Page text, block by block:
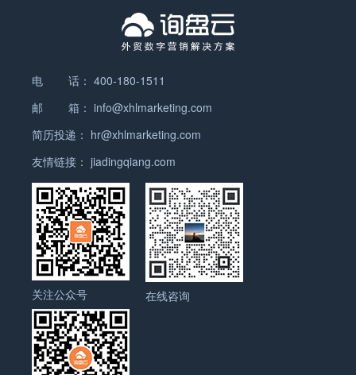
际知名化妆品品牌都将美国作为其主要出口市场之
一。 2. 欧洲：欧洲是一个庞大的化妆品市场，包括
名的香水和化妆品品牌而闻名，成为欧洲化妆品出口
的重要国家。 3. 中国：中国是世界上最大的化妆品
化妆品品牌都将中国作为其战略市场，并将大量产品
出口到中国。 4.…
看，北美地区是全球美容仪器市场的最大消费市场。
这主要得益于该地区高收入人群对美容和护肤的投资
意愿较高。此外，亚太地区也是一个重要的市场，预
地区庞大的人口基数和不断增长的中产阶级人群。 总
体而言，美容仪器海外市场规模呈现出稳步增长的趋
势。随着人们对美容和护肤的需求不断增加，美容仪
器市场将继续受益于这一趋势，并有望在未来几年内
实现更大的增长。 美容仪器主要出口国家和地区：
1. 美国：美国是全球最大的美容仪器市场之一，具有
庞大的消费群体和高度发达的美容行业。许多美容仪
器制造商将美国作为重要的出口市场。 2. 日本：日
本是另一个重要的美容仪器出口目的地。日本的美容
市场非常发达，消费者对高品质、高技术的美容仪器
有着很高的需求。 3. 韩国：韩国也是美容仪器的重
要出口国家之一。韩国的美容行业以其创新的产品和
先进的技术而闻名，因此许多美容仪器制造商将韩国
作为目标市场。 4. 欧洲国家：包括英国、法国、德
国等欧洲国家也是美容仪器的重要出口市场。这些国
得益于以下几个方面的因素： 首先，全球经济的发展
带动了照明设备市场的增长。随着人们生活水平的提
高，对照明设备的需求也在不断增加。尤其是在一些
新兴经济体和发展中国家，城市化进程加快，人们对
市场需求。 其次，能源效率和环保意识的提高促使人
们对照明设备的更新换代。照明电器配件的技术不断
传统的白炽灯和荧光灯，成为市场的主流产品。这种
趋势也带动了照明电器配件的市场需求。 此外，全球
照明产业的转型升级也为照明电器配件的海外市场提
供了机遇。一些发达国家和地区对于照明设备的研发
和制造投入不断增加，推动了照明电器配件市场的发
展。同时，一些新兴市场也在加大对照明产业的支持
力度，吸引了更多的国际照明电器配件企业进入市
场。 综上所述，照明电器配件的海外市场规模在全球
经济发展、能源效率提高和照明产业转型升级的推动
下呈现良好的增长态势。随着人们对照明设备需求的
不断增加和技术的不断创新，照明电器配件的市场前
出口方面，温度压力校验仪器也有一定的市场。许多
国家和地区的工业化程度不断提高，对于高精度、高
最大的制造业国家之一，拥有许多在该领域具有竞争
中国的出口政策也在不断优化，为企业提供了更多的
出口机会。 然而，出口温度压力校验仪器也面临一些
挑战。首先，市场竞争激烈，许多国家和地区也有自
不稳定，如贸易摩擦、汇率波动等因素都可能对出口
业务产生影响。最后，一些国家和地区对于进口产品
的质量和认证要求较高，需要企业投入更多的时间和
资源来满足这些要求。 总之，温度压力校验仪器的外
贸形势相对较好，出口也有一定的机会。但企业在进
行出口业务时需要注意市场竞争、贸易环境和质量认
证等因素，以确保顺利开展业务。 温度压力校验仪器
海外市场规模如何？ 温度压力校验仪器是一种用于测
量和校准温度和压力的设备，广泛应用于工业生产和
实验室等领域。随着全球经济的发展和技术的进步，
宫等，这些玩具可以锻炼儿童的观察力、空间想象力
和逻辑思维能力。 2. 建构类玩具：建构类玩具是允
具。例如乐高积木、飞机模型等，这些玩具可以培养
儿童的动手能力、空间想象力和创造力。 3. 角色扮
的玩具。例如娃娃、厨房玩具等，这些玩具可以激发
儿童的想象力、情感表达能力和社交能力。 4. 运动
类玩具：运动类玩具是通过运动和体验来促进儿童身
体发展和锻炼的玩具。例如踏板车、球类玩具等，这
些玩具可以提高儿童的协调性、平衡能力和体力水
平。 5. 音乐类玩具：音乐类玩具是帮助儿童发展音
乐感知和音乐能力的玩具。例如电子琴、鼓等，这些
玩具可以培养儿童的音乐欣赏能力、节奏感和音乐创
造力。 6. 益智类玩具：益智类玩具是通过游戏和学
习来促进儿童认知和学习能力的玩具。例如拼字游
戏、算术游戏等，这些玩具可以提升儿童的数学、语
言和逻辑思维能力。 7. 电子玩具：电子玩具是采用
电子技术制作的玩具，通过声音、光线、影像等方式
一。 另外，随着全球市场的开放和国际贸易的增加，
钻头行业也将面临更大的竞争压力。国内钻头制造商
需要不断提高产品质量和技术水平，以满足国内外市
行业的发展。 总的来说，钻头行业是一个具有广阔前
景的行业。随着建筑和制造业的不断发展，钻头的需
求将持续增加。同时，创新和技术进步将推动钻头行
业不断发展。钻头制造商需要密切关注市场需求和技
术趋势，不断提高产品质量和技术水平，以保持竞争
优势。 钻头分类或种类： 1. 金属钻头：用于钻取金
属材料，通常由高速钢制成。金属钻头的刃部较长，
刃角较小，能够有效地切削金属材料。 2. 木工钻
头：用于钻取木材，通常由碳钢或合金钢制成。木工
钻头的刃部较短，刃角较大，能够快速排出木屑，减
少钻孔时的阻力。 3. 石材钻头：用于钻取石材、瓷
砖等硬质材料，通常由碳化钨制成。石材钻头的刃部
具有特殊的刃型和刃角，能够在硬质材料上进行高效
切削。 4. 钻孔锥钻头：用于钻取大孔径的孔，通常
由合金钢制成。钻孔锥钻头具有锥形刃部，能够快速
电 话： 400-180-1511
邮 箱： info@xhlmarketing.com
简历投递： hr@xhlmarketing.com
友情链接： jiadingqiang.com
关注公众号 在线咨询